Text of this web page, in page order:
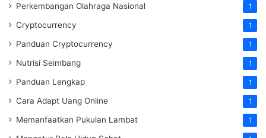
Perkembangan Olahraga Nasional 1
Cryptocurrency 1
Panduan Cryptocurrency 1
Nutrisi Seimbang 1
Panduan Lengkap 1
Cara Adapt Uang Online 1
Memanfaatkan Pukulan Lambat 1